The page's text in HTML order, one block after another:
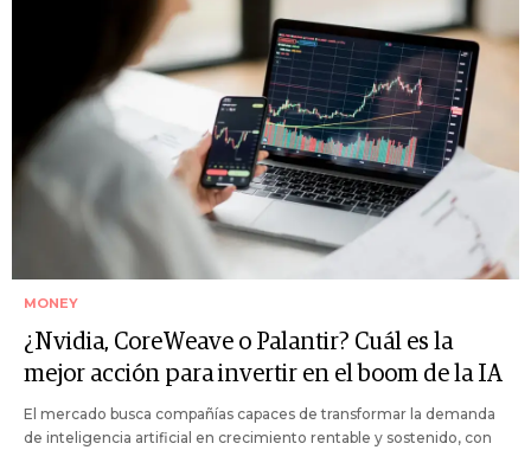
MONEY
¿Nvidia, CoreWeave o Palantir? Cuál es la
mejor acción para invertir en el boom de la IA
El mercado busca compañías capaces de transformar la demanda
de inteligencia artificial en crecimiento rentable y sostenido, con